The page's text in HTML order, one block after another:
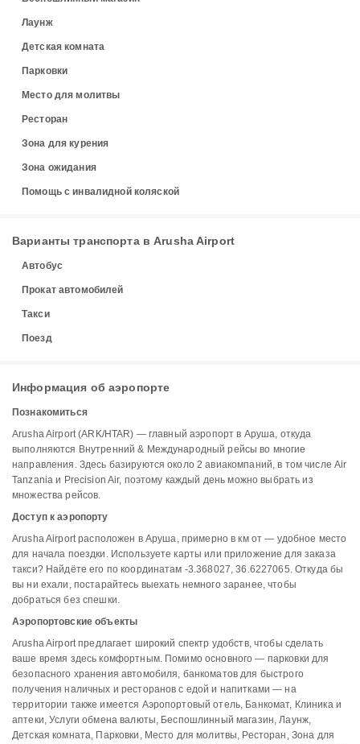
Лаунж
Детская комната
Парковки
Место для молитвы
Ресторан
Зона для курения
Зона ожидания
Помощь с инвалидной коляской
Варианты транспорта в Arusha Airport
Автобус
Прокат автомобилей
Такси
Поезд
Информация об аэропорте
Познакомиться
Arusha Airport (ARK/HTAR) — главный аэропорт в Аруша, откуда
выполняются Внутренний & Международный рейсы во многие
направления. Здесь базируются около 2 авиакомпаний, в том числе Air
Tanzania и Precision Air, поэтому каждый день можно выбрать из
множества рейсов.
Доступ к аэропорту
Arusha Airport расположен в Аруша, примерно в км от — удобное место
для начала поездки. Используете карты или приложение для заказа
такси? Найдёте его по координатам -3.368027, 36.6227065. Откуда бы
вы ни ехали, постарайтесь выехать немного заранее, чтобы
добраться без спешки.
Аэропортовские объекты
Arusha Airport предлагает широкий спектр удобств, чтобы сделать
ваше время здесь комфортным. Помимо основного — парковки для
безопасного хранения автомобиля, банкоматов для быстрого
получения наличных и ресторанов с едой и напитками — на
территории также имеется Аэропортовый отель, Банкомат, Клиника и
аптеки, Услуги обмена валюты, Беспошлинный магазин, Лаунж,
Детская комната, Парковки, Место для молитвы, Ресторан, Зона для